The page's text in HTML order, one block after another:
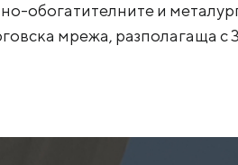
обогатителните и
мрежа,